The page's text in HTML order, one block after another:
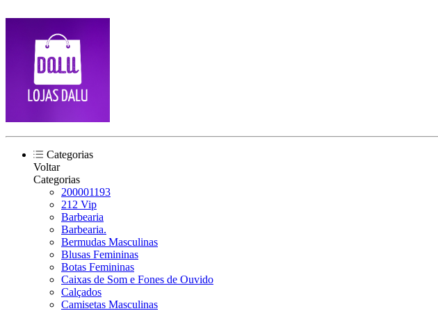
Categorias
Voltar
Categorias
200001193
212 Vip
Barbearia
Barbearia.
Bermudas Masculinas
Blusas Femininas
Botas Femininas
Caixas de Som e Fones de Ouvido
Calçados
Camisetas Masculinas